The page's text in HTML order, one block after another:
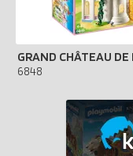
6848